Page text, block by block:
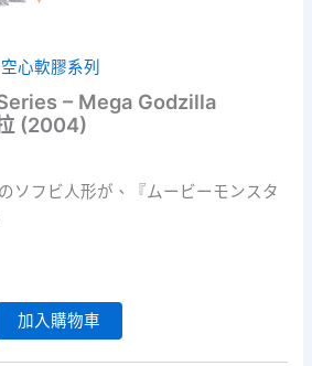
空心軟膠系列
– Mega Godzilla
(2004)
ソフビ人形が、『ムービーモンスタ
加入購物車